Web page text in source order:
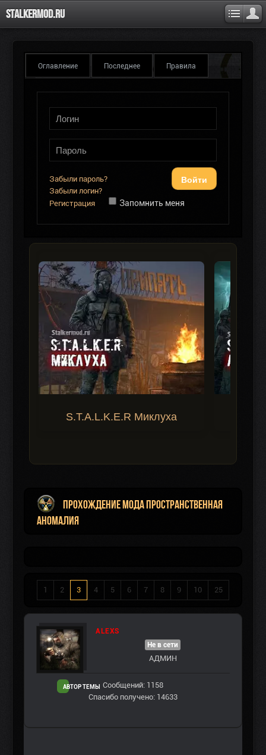
Stalkermod.ru
Оглавление Последнее Правила
Войти
Забыли пароль?
Забыли логин?
Регистрация
Запомнить меня
S.T.A.L.K.E.R Миклуха
Прохождение мода Пространственная
Аномалия
1 2 3 4 5 6 7 8 9 10 25
ALEXS
АВТОР ТЕМЫ
Не в сети
АДМИН
Сообщений: 1158
Спасибо получено: 14633